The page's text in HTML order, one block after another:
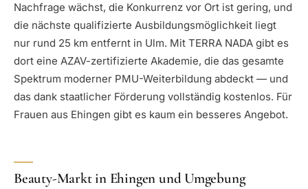
Nachfrage wächst, die Konkurrenz vor Ort ist gering, und
die nächste qualifizierte Ausbildungsmöglichkeit liegt
nur rund 25 km entfernt in Ulm. Mit TERRA NADA gibt es
dort eine AZAV-zertifizierte Akademie, die das gesamte
Spektrum moderner PMU-Weiterbildung abdeckt — und
das dank staatlicher Förderung vollständig kostenlos. Für
Frauen aus Ehingen gibt es kaum ein besseres Angebot.
Beauty-Markt in Ehingen und Umgebung